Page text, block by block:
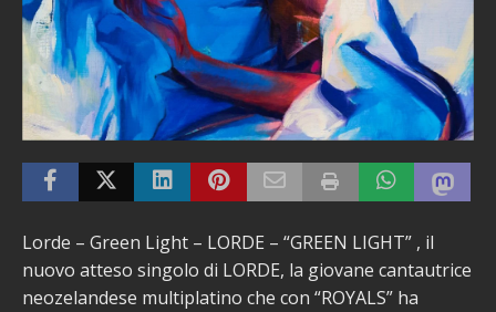
Lorde – Green Light – LORDE – “GREEN LIGHT” , il
nuovo atteso singolo di LORDE, la giovane cantautrice
neozelandese multiplatino che con “ROYALS” ha